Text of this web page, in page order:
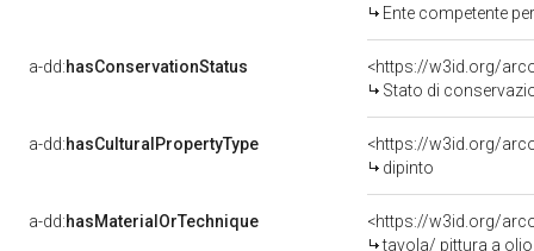
Ente competente per tutela
a-dd:hasConservationStatus
<https://w3id.org/
Stato di
a-dd:hasCulturalPropertyType
<https://w3id.org/
dipinto
a-dd:hasMaterialOrTechnique
<https://w3id.org/
tavola/ pittura a olio